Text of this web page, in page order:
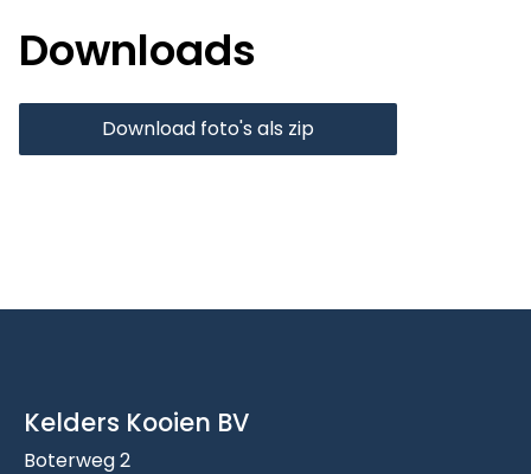
Downloads
Download foto's als zip
Kelders Kooien BV
Boterweg 2